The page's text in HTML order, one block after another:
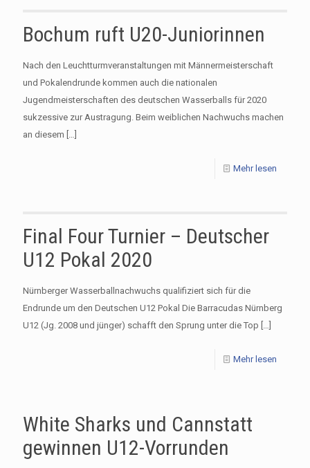
Bochum ruft U20-Juniorinnen
Nach den Leuchtturmveranstaltungen mit Männermeisterschaft
und Pokalendrunde kommen auch die nationalen
Jugendmeisterschaften des deutschen Wasserballs für 2020
sukzessive zur Austragung. Beim weiblichen Nachwuchs machen
an diesem […]
Mehr lesen
Final Four Turnier – Deutscher
U12 Pokal 2020
Nürnberger Wasserballnachwuchs qualifiziert sich für die
Endrunde um den Deutschen U12 Pokal Die Barracudas Nürnberg
U12 (Jg. 2008 und jünger) schafft den Sprung unter die Top […]
Mehr lesen
White Sharks und Cannstatt
gewinnen U12-Vorrunden